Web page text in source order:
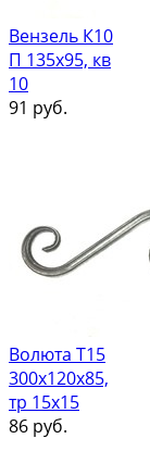
Вензель К10
П 135х95, кв
10
91 руб.
Волюта Т15
300х120х85,
тр 15х15
86 руб.